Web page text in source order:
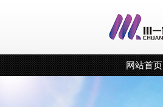
网站首页